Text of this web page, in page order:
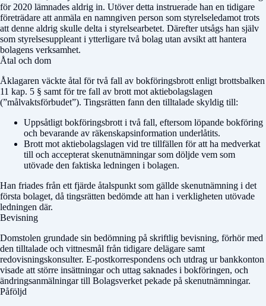
för 2020 lämnades aldrig in. Utöver detta instruerade han en tidigare
företrädare att anmäla en namngiven person som styrelseledamot trots
att denne aldrig skulle delta i styrelsearbetet. Därefter utsågs han själv
som styrelsesuppleant i ytterligare två bolag utan avsikt att hantera
bolagens verksamhet.
Åtal och dom
Åklagaren väckte åtal för två fall av bokföringsbrott enligt brottsbalken
11 kap. 5 § samt för tre fall av brott mot aktiebolagslagen
(”målvaktsförbudet”). Tingsrätten fann den tilltalade skyldig till:
Uppsåtligt bokföringsbrott i två fall, eftersom löpande bokföring
och bevarande av räkenskapsinformation underlåtits.
Brott mot aktiebolagslagen vid tre tillfällen för att ha medverkat
till och accepterat skenutnämningar som döljde vem som
utövade den faktiska ledningen i bolagen.
Han friades från ett fjärde åtalspunkt som gällde skenutnämning i det
första bolaget, då tingsrätten bedömde att han i verkligheten utövade
ledningen där.
Bevisning
Domstolen grundade sin bedömning på skriftlig bevisning, förhör med
den tilltalade och vittnesmål från tidigare delägare samt
redovisningskonsulter. E-postkorrespondens och utdrag ur bankkonton
visade att större insättningar och uttag saknades i bokföringen, och
ändringsanmälningar till Bolagsverket pekade på skenutnämningar.
Påföljd